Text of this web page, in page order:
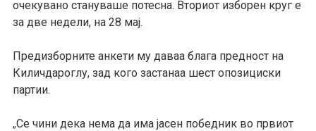
очекувано стануваше потесна. Вториот изборен круг е
за две недели, на 28 мај.
Предизборните анкети му даваа блага предност на
Киличдароглу, зад кого застанаа шест опозициски
партии.
„Се чини дека нема да има јасен победник во првиот